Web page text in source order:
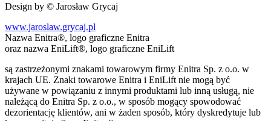
Design by © Jarosław Grycaj
www.jaroslaw.grycaj.pl
Nazwa Enitra®, logo graficzne Enitra
oraz nazwa EniLift®, logo graficzne EniLift
są zastrzeżonymi znakami towarowym firmy Enitra Sp. z o.o. w
krajach UE. Znaki towarowe Enitra i EniLift nie mogą być
używane w powiązaniu z innymi produktami lub inną usługą, nie
należącą do Enitra Sp. z o.o., w sposób mogący spowodować
dezorientację klientów, ani w żaden sposób, który dyskredytuje lub